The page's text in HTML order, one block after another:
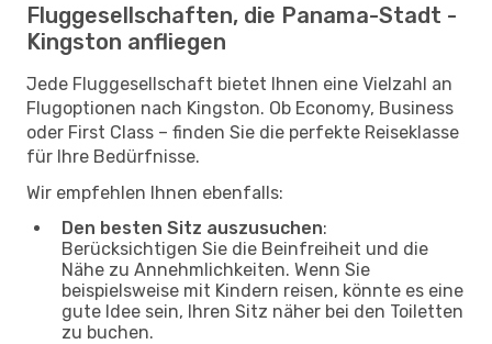
Fluggesellschaften, die Panama-Stadt -
Kingston anfliegen
Jede Fluggesellschaft bietet Ihnen eine Vielzahl an
Flugoptionen nach Kingston. Ob Economy, Business
oder First Class – finden Sie die perfekte Reiseklasse
für Ihre Bedürfnisse.
Wir empfehlen Ihnen ebenfalls:
Den besten Sitz auszusuchen:
Berücksichtigen Sie die Beinfreiheit und die
Nähe zu Annehmlichkeiten. Wenn Sie
beispielsweise mit Kindern reisen, könnte es eine
gute Idee sein, Ihren Sitz näher bei den Toiletten
zu buchen.